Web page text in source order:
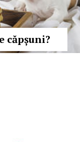
căpșuni?